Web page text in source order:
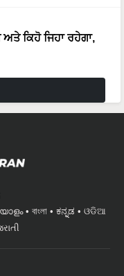
ਕਿਹੋ ਜਿਹਾ ਰਹੇਗਾ,
বাংলা ಕನ್ನಡ
ଓଡିଆ